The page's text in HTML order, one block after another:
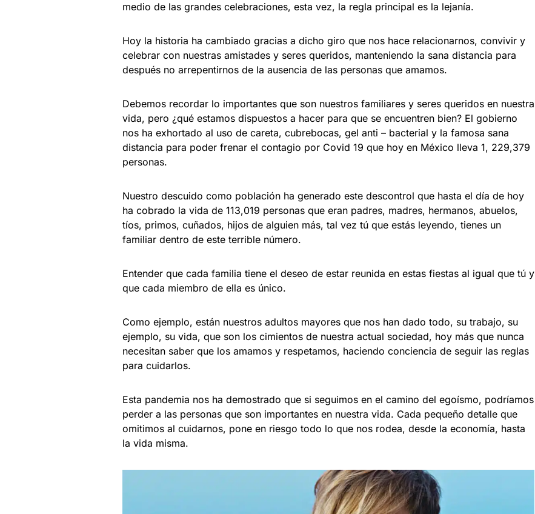
medio de las grandes celebraciones, esta vez, la regla principal es la lejanía.
Hoy la historia ha cambiado gracias a dicho giro que nos hace relacionarnos, convivir y
celebrar con nuestras amistades y seres queridos, manteniendo la sana distancia para
después no arrepentirnos de la ausencia de las personas que amamos.
Debemos recordar lo importantes que son nuestros familiares y seres queridos en nuestra
vida, pero ¿qué estamos dispuestos a hacer para que se encuentren bien? El gobierno
nos ha exhortado al uso de careta, cubrebocas, gel anti – bacterial y la famosa sana
distancia para poder frenar el contagio por Covid 19 que hoy en México lleva 1, 229,379
personas.
Nuestro descuido como población ha generado este descontrol que hasta el día de hoy
ha cobrado la vida de 113,019 personas que eran padres, madres, hermanos, abuelos,
tíos, primos, cuñados, hijos de alguien más, tal vez tú que estás leyendo, tienes un
familiar dentro de este terrible número.
Entender que cada familia tiene el deseo de estar reunida en estas fiestas al igual que tú y
que cada miembro de ella es único.
Como ejemplo, están nuestros adultos mayores que nos han dado todo, su trabajo, su
ejemplo, su vida, que son los cimientos de nuestra actual sociedad, hoy más que nunca
necesitan saber que los amamos y respetamos, haciendo conciencia de seguir las reglas
para cuidarlos.
Esta pandemia nos ha demostrado que si seguimos en el camino del egoísmo, podríamos
perder a las personas que son importantes en nuestra vida. Cada pequeño detalle que
omitimos al cuidarnos, pone en riesgo todo lo que nos rodea, desde la economía, hasta
la vida misma.